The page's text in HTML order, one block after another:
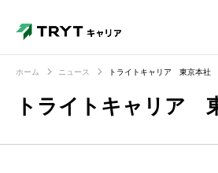
ホーム ニュース トライトキャリア 東京本社
トライトキャリア